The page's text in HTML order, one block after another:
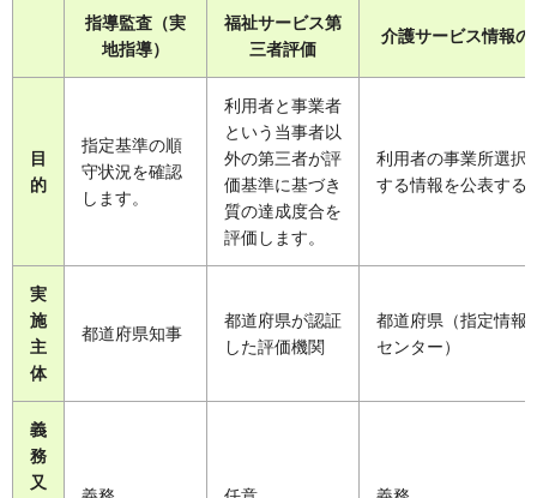
指導監査（実
地指導）
福祉サービス第
三者評価
介護サービス情報の
目
的
指定基準の順
守状況を確認
します。
利用者と事業者
という当事者以
外の第三者が評
価基準に基づき
質の達成度合を
評価します。
利用者の事業所選択
する情報を公表する
実
施
主
体
都道府県知事
都道府県が認証
した評価機関
都道府県（指定情報
センター）
義
務
又